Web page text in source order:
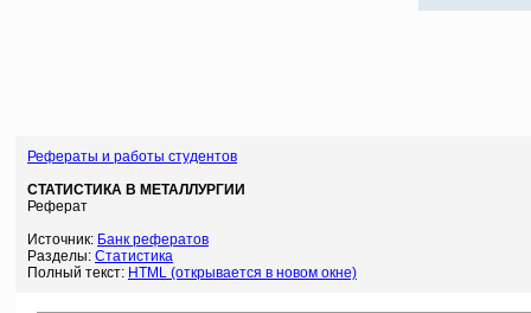
Рефераты и работы студентов
СТАТИСТИКА В МЕТАЛЛУРГИИ
Реферат
Источник: Банк рефератов
Разделы: Статистика
Полный текст: HTML (открывается в новом окне)